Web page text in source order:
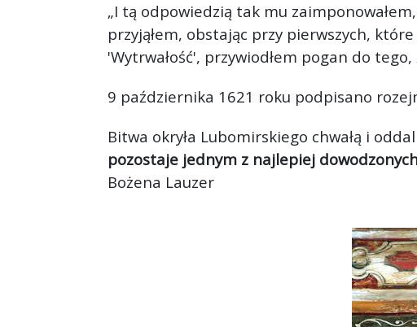
„I tą odpowiedzią tak mu
przyjąłem, obstając przy pierwszych,
'Wytrwałość', przywiodłem pogan do tego,
9 października 1621 roku podpisano
Bitwa okryła Lubomirskiego chwałą i
pozostaje jednym z najlepiej
Bożena Lauzer